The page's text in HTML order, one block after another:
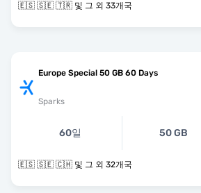
🇪🇸 🇸🇪 🇹🇷 및 그 외 33개국
Europe Special 50 GB 60 Days
Sparks
60일 50 GB
🇪🇸 🇸🇪 🇨🇭 및 그 외 32개국